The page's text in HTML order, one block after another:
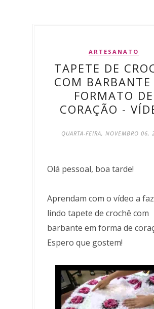
ARTESANATO
TAPETE DE
COM BARBANTE
FORMATO DE
CORAÇÃO -
QUARTA-FEIRA, NOVEMBRO 06,
Olá pessoal, boa tarde!
Aprendam com o vídeo a
lindo tapete de crochê com
barbante em forma de
Espero que gostem!